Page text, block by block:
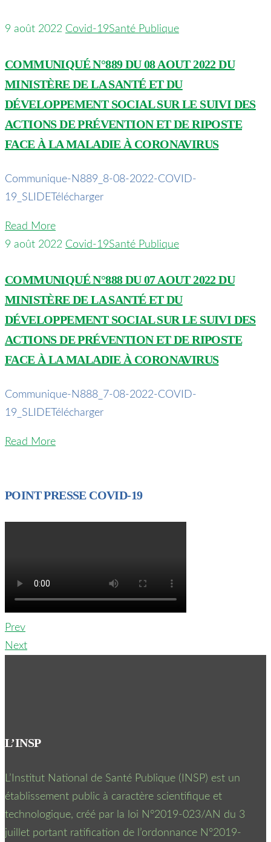
9 août 2022 Covid-19Santé Publique
COMMUNIQUÉ N°889 DU 08 AOUT 2022 DU
MINISTÈRE DE LA SANTÉ ET DU
DÉVELOPPEMENT SOCIAL SUR LE SUIVI DES
ACTIONS DE PRÉVENTION ET DE RIPOSTE
FACE À LA MALADIE À CORONAVIRUS
Communique-N889_8-08-2022-COVID-
19_SLIDETélécharger
Read More
9 août 2022 Covid-19Santé Publique
COMMUNIQUÉ N°888 DU 07 AOUT 2022 DU
MINISTÈRE DE LA SANTÉ ET DU
DÉVELOPPEMENT SOCIAL SUR LE SUIVI DES
ACTIONS DE PRÉVENTION ET DE RIPOSTE
FACE À LA MALADIE À CORONAVIRUS
Communique-N888_7-08-2022-COVID-
19_SLIDETélécharger
Read More
POINT PRESSE COVID-19
Prev
Next
L’INSP
L’Institut National de Santé Publique (INSP) est un
établissement public à caractère scientifique et
technologique, créé par la loi N°2019-023/AN du 3
juillet portant ratification de l’ordonnance N°2019-